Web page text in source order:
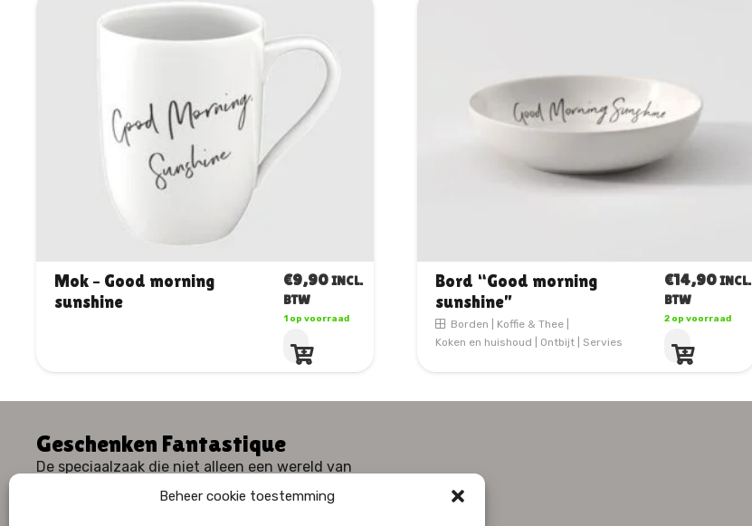
Beheer cookie toestemming
Mok – Good morning
sunshine
€9,90 INCL.
BTW
1 op voorraad
Bord “Good morning
sunshine”
Borden Koffie & Thee
Koken en huishoud
Ontbijt |Servies
€14,90INCL.
BTW
2 op voorraad
Geschenken Fantastique
De speciaalzaak die niet alleen een wereld van
comfort en stijl te bieden heeft.